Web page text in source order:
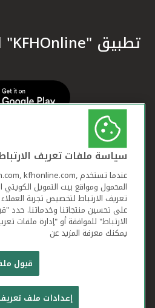
تطبيق "KFHOnline" للهواتف الذكية
بيت التمويل الكويتي جميع
شروط وأحكام استخدام الموقع
تعريف الارتباط
سياسة ملفات تعريف
المحمول ومواقع بيت التمويل
تعريف الارتباط لتخصيص تجربة
على تحسين منتجاتنا وخدماتنا. حدد
الارتباط" للموافقة أو "إدارة ملفات
يمكنك معرفة المزيد عن
قبول
إعدادات ملف تعريف